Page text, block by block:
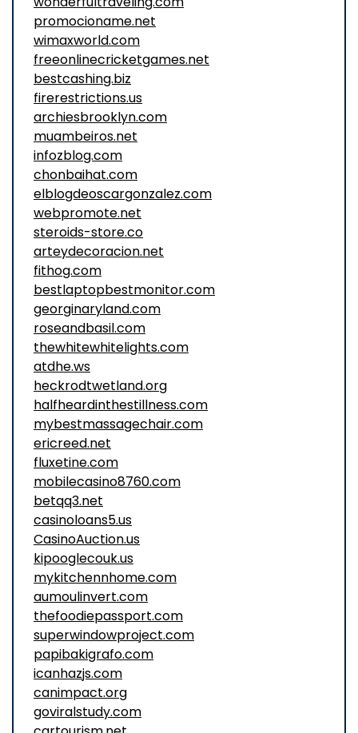
promocioname.net
wimaxworld.com
freeonlinecricketgames.net
bestcashing.biz
firerestrictions.us
archiesbrooklyn.com
muambeiros.net
infozblog.com
chonbaihat.com
elblogdeoscargonzalez.com
webpromote.net
steroids-store.co
arteydecoracion.net
fithog.com
bestlaptopbestmonitor.com
georginaryland.com
roseandbasil.com
thewhitewhitelights.com
atdhe.ws
heckrodtwetland.org
halfheardinthestillness.com
mybestmassagechair.com
ericreed.net
fluxetine.com
mobilecasino8760.com
betqq3.net
casinoloans5.us
CasinoAuction.us
kipooglecouk.us
mykitchennhome.com
aumoulinvert.com
thefoodiepassport.com
superwindowproject.com
papibakigrafo.com
icanhazjs.com
canimpact.org
goviralstudy.com